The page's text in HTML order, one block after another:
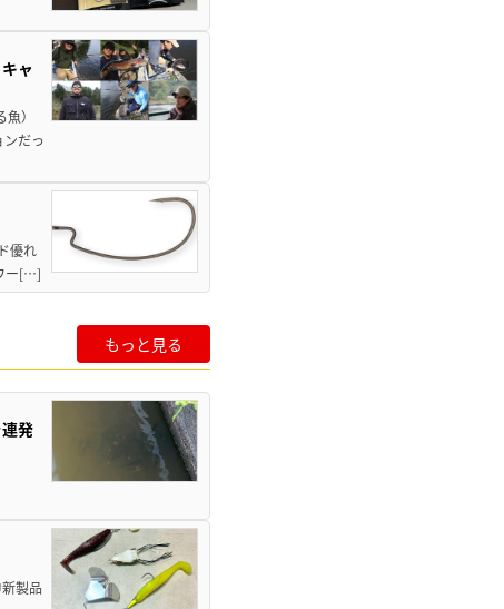
ャ
）
だっ
優れ
ー[…]
もっと見る
発
製品